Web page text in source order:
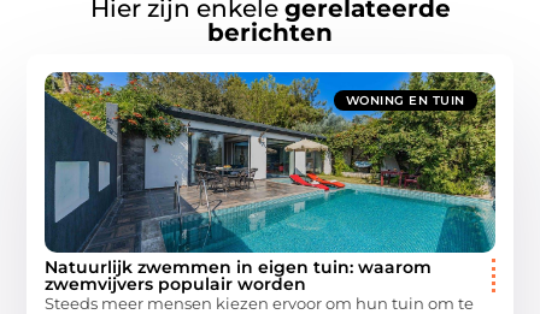
Hier zijn enkele gerelateerde
berichten
WONING EN TUIN
Natuurlijk zwemmen in eigen tuin: waarom
zwemvijvers populair worden
Steeds meer mensen kiezen ervoor om hun tuin om te